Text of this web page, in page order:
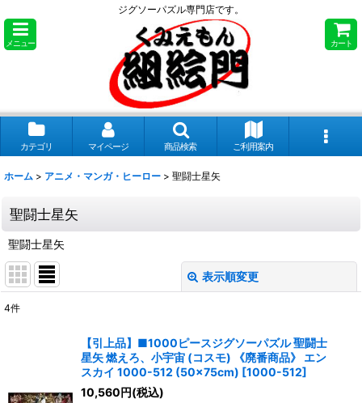
ジグソーパズル専門店です。
メニュー カート
カテゴリ マイページ 商品検索 ご利用案内
ホーム > アニメ・マンガ・ヒーロー > 聖闘士星矢
聖闘士星矢
聖闘士星矢
表示順変更
4件
【引上品】■1000ピースジグソーパズル 聖闘士
星矢 燃えろ、小宇宙 (コスモ) 《廃番商品》 エン
スカイ 1000-512 (50×75cm) [1000-512]
10,560円(税込)